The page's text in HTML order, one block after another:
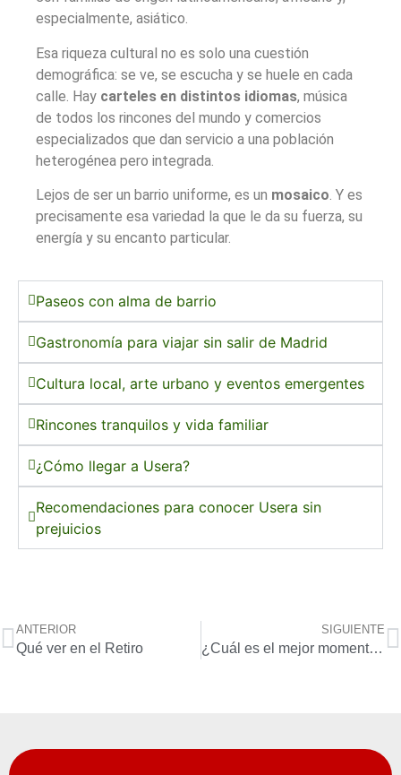
especialmente, asiático.
Esa riqueza cultural no es solo una cuestión
demográfica: se ve, se escucha y se huele en cada
calle. Hay carteles en distintos idiomas, música
de todos los rincones del mundo y comercios
especializados que dan servicio a una población
heterogénea pero integrada.
Lejos de ser un barrio uniforme, es un mosaico. Y es
precisamente esa variedad la que le da su fuerza, su
energía y su encanto particular.
Paseos con alma de barrio
Gastronomía para viajar sin salir de Madrid
Cultura local, arte urbano y eventos emergentes
Rincones tranquilos y vida familiar
¿Cómo llegar a Usera?
Recomendaciones para conocer Usera sin
prejuicios
ANTERIOR
Qué ver en el Retiro
SIGUIENTE
¿Cuál es el mejor momento del día para reservar tu viaje?